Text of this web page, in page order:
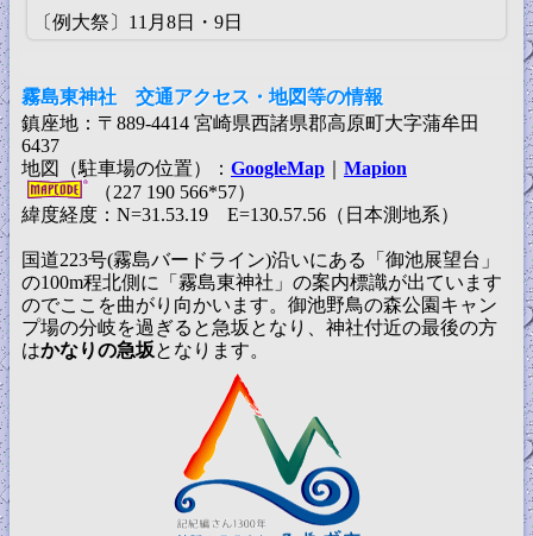
〔例大祭〕11月8日・9日
霧島東神社 交通アクセス・地図等の情報
鎮座地：〒889-4414 宮崎県西諸県郡高原町大字蒲牟田
6437
地図（駐車場の位置）： GoogleMap
Mapion
（227 190 566*57）
緯度経度：N=31.53.19 E=130.57.56（日本測地系）
国道223号(霧島バードライン)沿いにある「御池展望台」
の100m程北側に「霧島東神社」の案内標識が出ています
のでここを曲がり向かいます。御池野鳥の森公園キャン
プ場の分岐を過ぎると急坂となり、神社付近の最後の方
はかなりの急坂となります。